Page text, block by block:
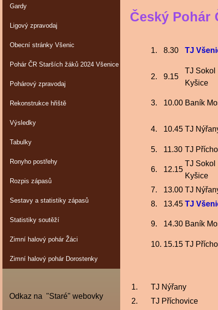
Gardy
Ligový zpravodaj
Obecní stránky Všenic
Pohár ČR Starších žáků 2024 Všenice
Pohárový zpravodaj
Rekonstrukce hřiště
Výsledky
Tabulky
Ronyho postřehy
Rozpis zápasů
Sestavy a statistiky zápasů
Statistiky soutěží
Zimní halový pohár Žáci
Zimní halový pohár Dorostenky
Odkaz na "Staré" webovky
Český Pohár
1. 8.30 TJ
2. 9.15
TJ Sokol
Kyšice
3. 10.00 Baník
4. 10.45 TJ
5. 11.30 TJ
6. 12.15
TJ Sokol
Kyšice
7.
13.00 TJ
8.
13.45 TJ
9. 14.30 Baník
10. 15.15 TJ
1.
TJ Nýřany
2.
TJ Příchovice